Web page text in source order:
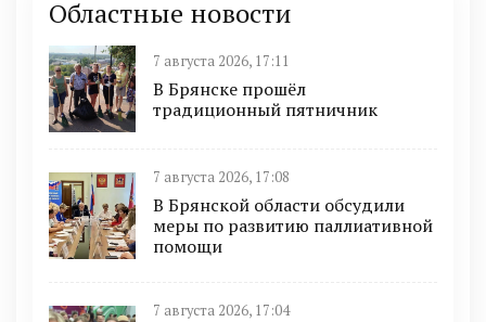
Областные новости
7 августа 2026, 17:11
В Брянске прошёл
традиционный пятничник
7 августа 2026, 17:08
В Брянской области обсудили
меры по развитию паллиативной
помощи
7 августа 2026, 17:04